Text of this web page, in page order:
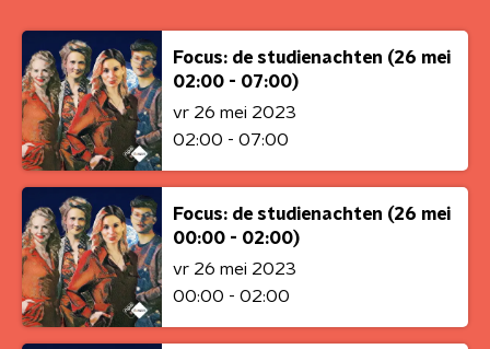
Focus: de studienachten (26 mei
02:00 - 07:00)
vr 26 mei 2023
02:00 - 07:00
Focus: de studienachten (26 mei
00:00 - 02:00)
vr 26 mei 2023
00:00 - 02:00